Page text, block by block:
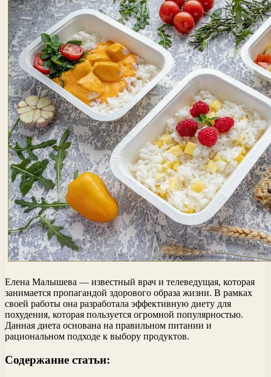
Елена Малышева — известный врач и телеведущая, которая
занимается пропагандой здорового образа жизни. В рамках
своей работы она разработала эффективную диету для
похудения, которая пользуется огромной популярностью.
Данная диета основана на правильном питании и
рациональном подходе к выбору продуктов.
Содержание статьи: